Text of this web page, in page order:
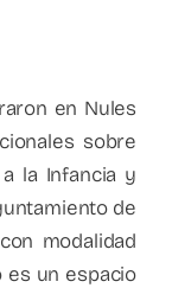
en Nules
sobre
la Infancia y
de
modalidad
es un espacio